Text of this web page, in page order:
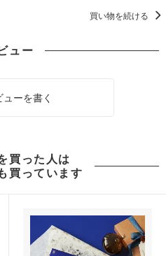
買い物を続ける
ュー
ューを書く
買った人は
買っています